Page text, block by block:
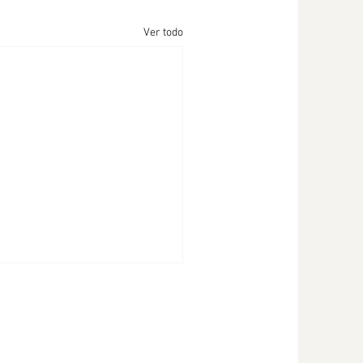
Ver todo